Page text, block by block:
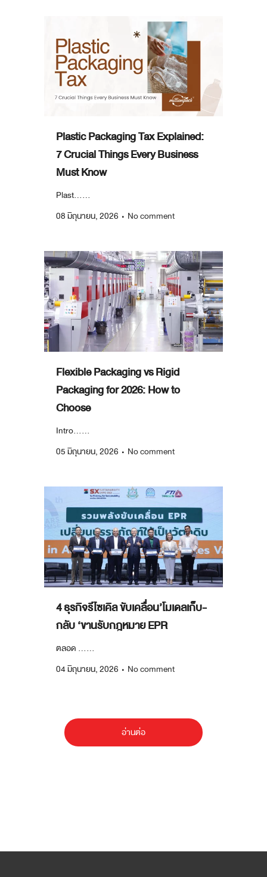
Plastic Packaging Tax Explained:
7 Crucial Things Every Business
Must Know
Plast......
08 มิถุนายน, 2026
No comment
Flexible Packaging vs Rigid
Packaging for 2026: How to
Choose
Intro......
05 มิถุนายน, 2026
No comment
4 ธุรกิจรีไซเคิล ขับเคลื่อน’โมเดลเก็บ-
กลับ ‘ขานรับกฎหมาย EPR
ตลอด ......
04 มิถุนายน, 2026
No comment
อ่านต่อ